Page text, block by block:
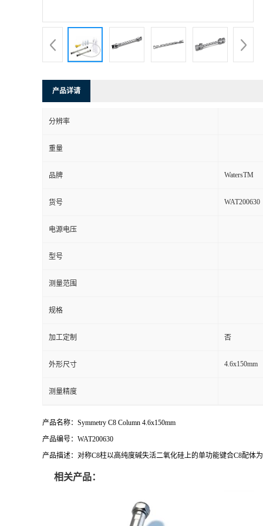
产品详请
分辨率
重量
品牌 WatersTM
货号 WAT200630
电源电压
型号
测量范围
规格
加工定制 否
外形尺寸 4.6x150mm
测量精度
产品名称：Symmetry C8 Column 4.6x150mm
产品编号：WAT200630
产品描述：对称C8柱以高纯度碱失活二氧化硅上的单功能键合C8配
相关产品：